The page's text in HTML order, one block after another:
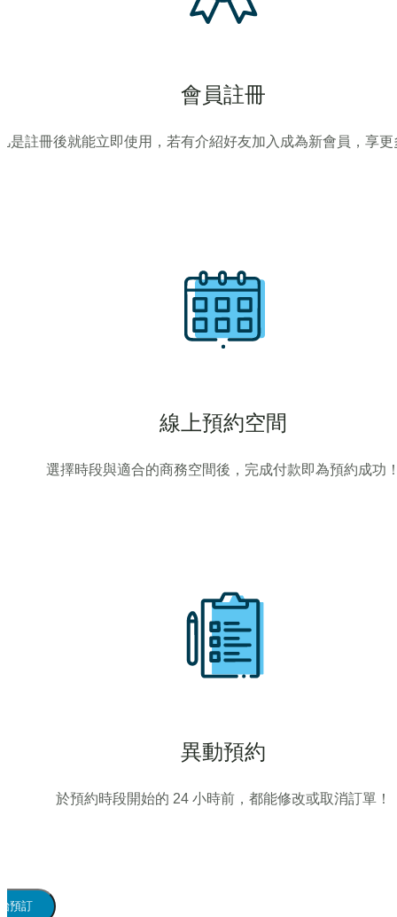
會員註冊
是註冊後就能立即使用，若有介紹好友加入成為新會員，享更
線上預約空間
選擇時段與適合的商務空間後，完成付款即為預約成功
異動預約
於預約時段開始的 24 小時前，都能修改或取消訂單！
預訂